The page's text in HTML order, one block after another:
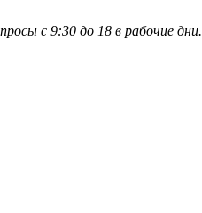
с 9:30 до 18 в рабочие дни.